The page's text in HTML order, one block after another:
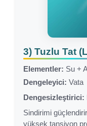
3) Tuzlu Tat
Elementler: Su +
Dengeleyici: Vata
Dengesizleştirici:
Sindirimi
yüksek tansiyon